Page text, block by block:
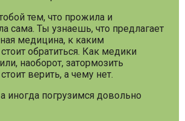
тем, что прожила и
сама. Ты узнаешь, что предлагает
медицина, к каким
обратиться. Как медики
наоборот, затормозить
верить, а чему нет.
иногда погрузимся довольно